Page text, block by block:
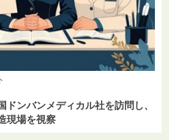
ドンバンメディカル社を訪問し、
現場を視察